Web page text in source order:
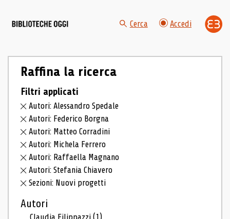
Cerca Accedi
Raffina la ricerca
Filtri applicati
Autori: Alessandro Spedale
Autori: Federico Borgna
Autori: Matteo Corradini
Autori: Michela Ferrero
Autori: Raffaella Magnano
Autori: Stefania Chiavero
Sezioni: Nuovi progetti
Autori
Claudia Filippazzi(1)